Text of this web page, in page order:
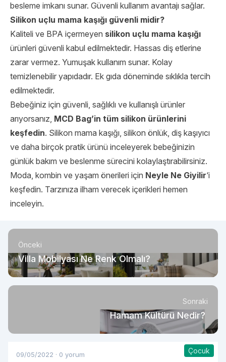
besleme imkanı sunar. Güvenli kullanım avantajı sağlar.
Silikon uçlu mama kaşığı güvenli midir?
Kaliteli ve BPA içermeyen silikon uçlu mama kaşığı
ürünleri güvenli kabul edilmektedir. Hassas diş etlerine
zarar vermez. Yumuşak kullanım sunar. Kolay
temizlenebilir yapıdadır. Ek gıda döneminde sıklıkla tercih
edilmektedir.
Bebeğiniz için güvenli, sağlıklı ve kullanışlı ürünler
arıyorsanız, MCD Bag’in tüm silikon ürünlerini
keşfedin. Silikon mama kaşığı, silikon önlük, diş kaşıyıcı
ve daha birçok pratik ürünü inceleyerek bebeğinizin
günlük bakım ve beslenme sürecini kolaylaştırabilirsiniz.
Moda, kombin ve yaşam önerileri için Neyle Ne Giyilir‘i
keşfedin. Tarzınıza ilham verecek içerikleri hemen
inceleyin.
Önceki
Villa Mobilyası Ne Renk Olmalı?
Sonraki
Hamam Kültürü Nedir?
Çocuk
09/05/2022 · 0 yorum